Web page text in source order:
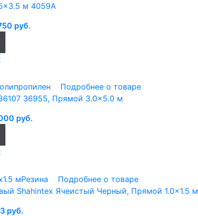
м 4059A
руб.
Подробнее о товаре
36955, Прямой 3.0×5.0 м
руб.
мРезина
Подробнее о товаре
Shahintex Ячеистый Черный, Прямой 1.0×1.5 м
руб.